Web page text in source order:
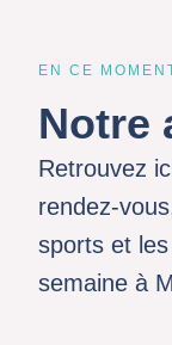
EN CE
Notre
Retrouvez
rendez-
sports et
semaine à